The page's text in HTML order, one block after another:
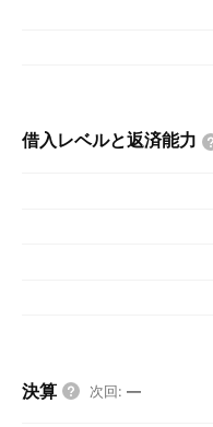
借入レベルと返済能力
決算 次回: —